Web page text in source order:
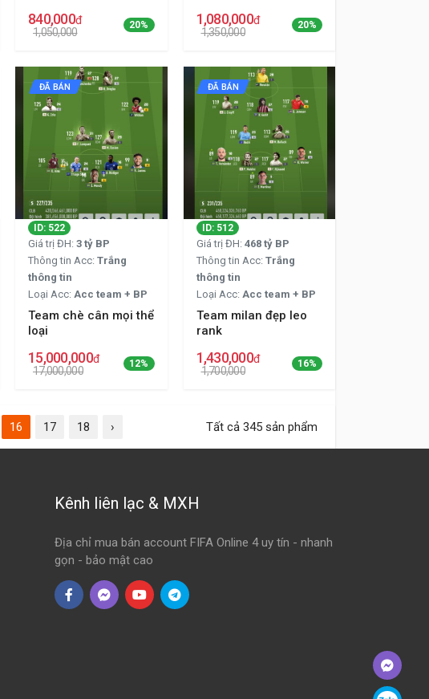
840,000đ
1,050,000
20% 1,080,000đ
1,350,000
20%
ID: 522
Giá trị ĐH: 3 tỷ BP
Thông tin Acc: Trắng
thông tin
Loại Acc: Acc team + BP
ĐÃ BÁN
Team chè cân mọi thể
loại
15,000,000đ
17,000,000
12%
ID: 512
Giá trị ĐH: 468 tỷ BP
Thông tin Acc: Trắng
thông tin
Loại Acc: Acc team + BP
ĐÃ BÁN
Team milan đẹp leo
rank
1,430,000đ
1,700,000
16%
16 17 18 › Tất cả 345 sản phẩm
Kênh liên lạc & MXH
Địa chỉ mua bán account FIFA Online 4 uy tín - nhanh
gọn - bảo mật cao